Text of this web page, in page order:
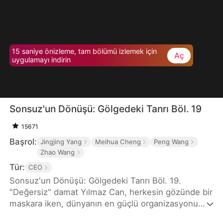
15 saniye önizleme, tam bölümü izlemek için
uygulamayı indirin
Aç
Sonsuz'un Dönüşü: Gölgedeki Tanrı Böl. 19
15671
Başrol: Jingjing Yang Meihua Cheng
Peng Wang
Zhao Wang
Tür: CEO
Sonsuz'un Dönüşü: Gölgedeki Tanrı Böl. 19.
"Değersiz" damat Yılmaz Can, herkesin gözünde bir
maskara iken, dünyanın en güçlü organizasyonu